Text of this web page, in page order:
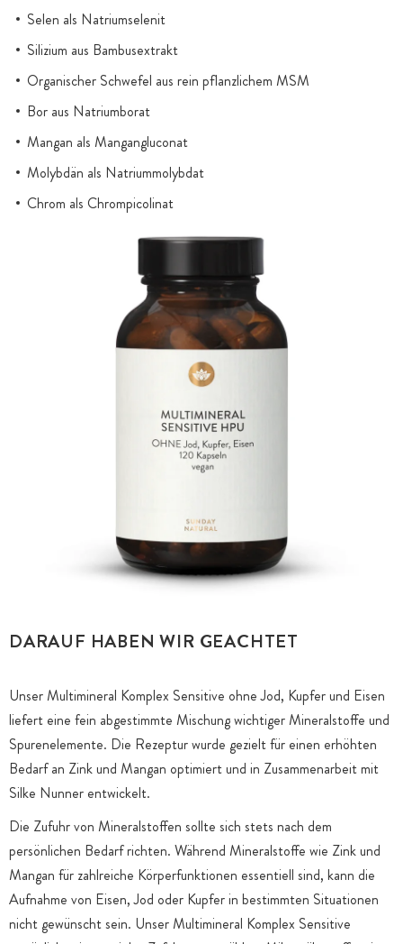
Selen als Natriumselenit
Silizium aus Bambusextrakt
Organischer Schwefel aus rein pflanzlichem MSM
Bor aus Natriumborat
Mangan als Mangangluconat
Molybdän als Natriummolybdat
Chrom als Chrompicolinat
DARAUF HABEN WIR GEACHTET
Unser Multimineral Komplex Sensitive ohne Jod, Kupfer und Eisen
liefert eine fein abgestimmte Mischung wichtiger Mineralstoffe und
Spurenelemente. Die Rezeptur wurde gezielt für einen erhöhten
Bedarf an Zink und Mangan optimiert und in Zusammenarbeit mit
Silke Nunner entwickelt.
Die Zufuhr von Mineralstoffen sollte sich stets nach dem
persönlichen Bedarf richten. Während Mineralstoffe wie Zink und
Mangan für zahlreiche Körperfunktionen essentiell sind, kann die
Aufnahme von Eisen, Jod oder Kupfer in bestimmten Situationen
nicht gewünscht sein. Unser Multimineral Komplex Sensitive